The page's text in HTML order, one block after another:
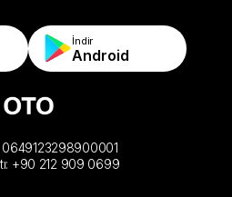
& Kurallar
İndir
Android
+90 212 909 0699